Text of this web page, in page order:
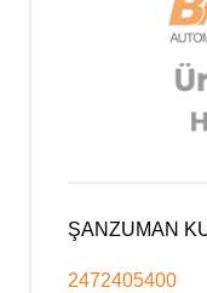
ŞANZUMAN
2472405400